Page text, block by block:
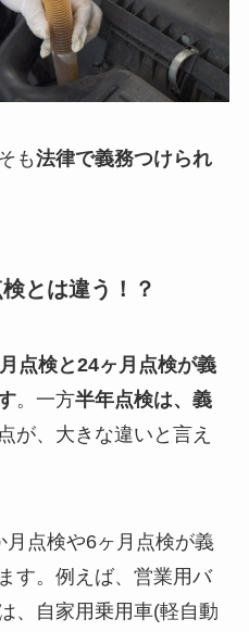
も法律で義務つけられ
とは違う！？
点検と24ヶ月点検が義
。一方半年点検は、義
が、大きな違いと言え
月点検や6ヶ月点検が義
す。例えば、営業用バ
、自家用乗用車(軽自動